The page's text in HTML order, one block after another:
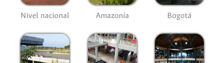
Nivel nacional Amazonía Bogotá